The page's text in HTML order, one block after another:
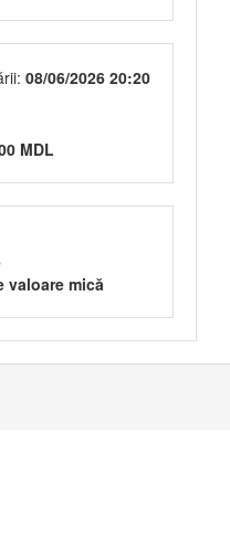
08/06/2026 20:20
MDL
valoare mică